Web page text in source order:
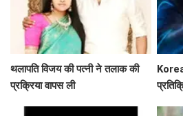
थलापति विजय की पत्नी ने तलाक की
प्रक्रिया वापस ली